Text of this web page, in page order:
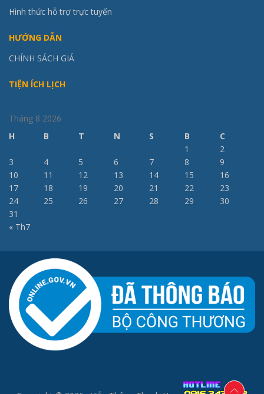
Hình thức hỗ trợ trực tuyến
HƯỚNG DẪN
CHÍNH SÁCH GIÁ
TIỆN ÍCH LỊCH
Tháng 8 2026
H
B T N S B
C
1
2
3
4 5 6 7 8
9
10
11 12 13 14 15
16
17
18 19 20 21 22
23
24
25 26 27 28 29
30
31
« Th7